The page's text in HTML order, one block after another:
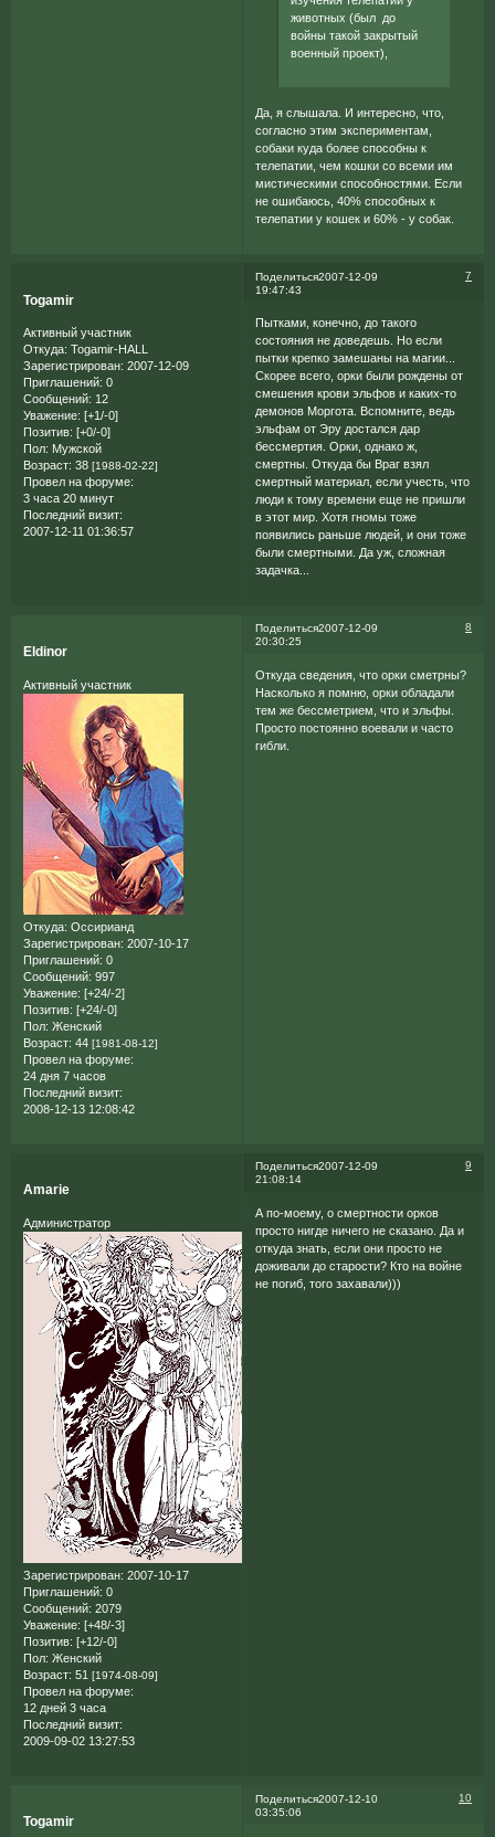
животных (был до
войны такой закрытый
военный проект),
Да, я слышала. И интересно, что,
согласно этим экспериментам,
собаки куда более способны к
телепатии, чем кошки со всеми им
мистическими способностями. Если
не ошибаюсь, 40% способных к
телепатии у кошек и 60% - у собак.
Поделиться 7
2007-12-09
19:47:43
Togamir
Активный участник
Откуда: Togamir-HALL
Зарегистрирован: 2007-12-09
Приглашений: 0
Сообщений: 12
Уважение: [+1/-0]
Позитив: [+0/-0]
Пол: Мужской
Возраст: 38 [1988-02-22]
Провел на форуме:
3 часа 20 минут
Последний визит:
2007-12-11 01:36:57
Пытками, конечно, до такого
состояния не доведешь. Но если
пытки крепко замешаны на магии...
Скорее всего, орки были рождены от
смешения крови эльфов и каких-то
демонов Моргота. Вспомните, ведь
эльфам от Эру достался дар
бессмертия. Орки, однако ж,
смертны. Откуда бы Враг взял
смертный материал, если учесть, что
люди к тому времени еще не пришли
в этот мир. Хотя гномы тоже
появились раньше людей, и они тоже
были смертными. Да уж, сложная
задачка...
Поделиться 8
2007-12-09
20:30:25
Eldinor
Активный участник
Откуда: Оссирианд
Зарегистрирован: 2007-10-17
Приглашений: 0
Сообщений: 997
Уважение: [+24/-2]
Позитив: [+24/-0]
Пол: Женский
Возраст: 44 [1981-08-12]
Провел на форуме:
24 дня 7 часов
Последний визит:
2008-12-13 12:08:42
Откуда сведения, что орки сметрны?
Насколько я помню, орки обладали
тем же бессметрием, что и эльфы.
Просто постоянно воевали и часто
гибли.
Поделиться 9
2007-12-09
21:08:14
Amarie
Администратор
Зарегистрирован: 2007-10-17
Приглашений: 0
Сообщений: 2079
Уважение: [+48/-3]
Позитив: [+12/-0]
Пол: Женский
Возраст: 51 [1974-08-09]
Провел на форуме:
12 дней 3 часа
Последний визит:
2009-09-02 13:27:53
А по-моему, о смертности орков
просто нигде ничего не сказано. Да и
откуда знать, если они просто не
доживали до старости? Кто на войне
не погиб, того захавали)))
Поделиться 10
2007-12-10
03:35:06
Togamir